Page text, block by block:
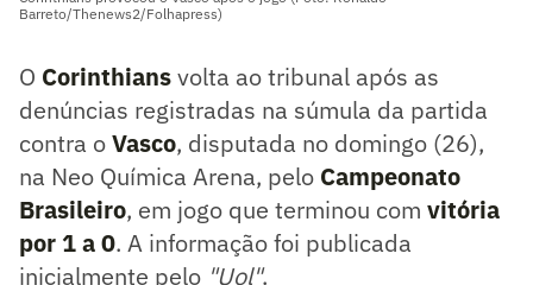
Barreto/Thenews2/Folhapress)
O Corinthiansvolta ao tribunal após as
denúncias registradas na súmula da partida
contra oVasco, disputada no domingo (26),
na Neo Química Arena, pelo Campeonato
Brasileiro, em jogo que terminou com vitória
por 1 a 0. A informação foi publicada
inicialmente pelo "Uol".